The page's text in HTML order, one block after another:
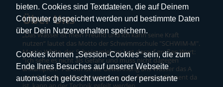
bieten. Cookies sind Textdateien, die auf Deinem
Computer gespeichert werden und bestimmte Daten
über Dein Nutzerverhalten speichern.
Cookies können „Session-Cookies“ sein, die zum
Ende Ihres Besuches auf unserer Webseite
automatisch gelöscht werden oder persistente
Über Uns
„Das Wasser ist mein Freund und ich kann seine Kraft
nutzen“ lautet das Motto der Schwimmschule "SCHWIM-M".
Martin White, der Schwimmlehrer legt darauf großen Wert:
"Ich sehe es nicht als Gefahr und muss nicht dagegen
ankämpfen.“ Für ihn ist die Gewöhnung ans Wasser das A
und O – erst wenn das Vertrauen zum flüssigen Element da